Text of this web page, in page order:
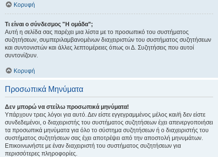
Κορυφή
Τι είναι ο σύνδεσμος "Η ομάδα”;
Αυτή η σελίδα σας παρέχει μια λίστα με το προσωπικό του συστήματος
συζητήσεων, συμπεριλαμβανομένων διαχειριστών του συστήματος συζητήσεων
και συντονιστών και άλλες λεπτομέρειες όπως οι Δ. Συζητήσεις που αυτοί
συντονίζουν.
Κορυφή
Προσωπικά Μηνύματα
Δεν μπορώ να στείλω προσωπικά μηνύματα!
Υπάρχουν τρεις λόγοι για αυτό. Δεν είστε εγγεγραμμένος μέλος και/ή δεν είστε
συνδεδεμένοι, ο διαχειριστής του συστήματος συζητήσεων έχει απενεργοποιήσει
τα προσωπικά μηνύματα για όλο το σύστημα συζητήσεων ή ο διαχειριστής του
συστήματος συζητήσεων σας έχει αποτρέψει από την αποστολή μηνυμάτων.
Επικοινωνήστε με έναν διαχειριστή του συστήματος συζητήσεων για
περισσότερες πληροφορίες.